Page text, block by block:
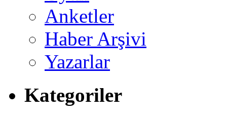
Anketler
Haber Arşivi
Yazarlar
Kategoriler